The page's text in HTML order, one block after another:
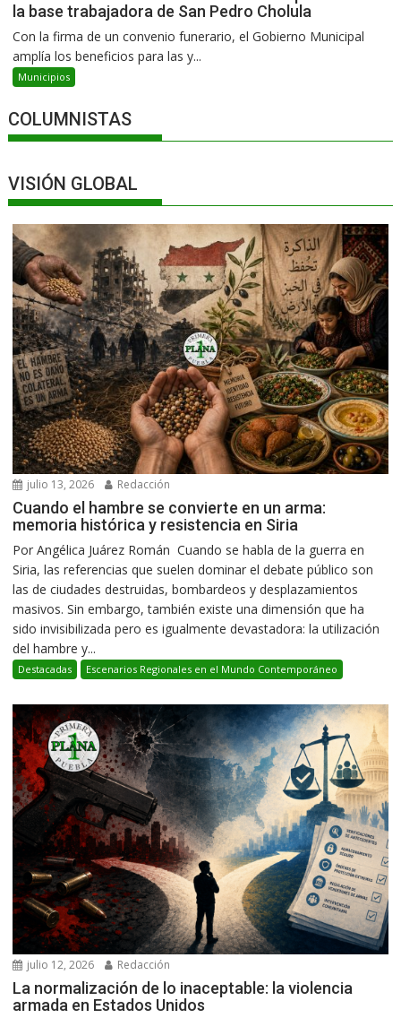
la base trabajadora de San Pedro Cholula
Con la firma de un convenio funerario, el Gobierno Municipal
amplía los beneficios para las y...
Municipios
COLUMNISTAS
VISIÓN GLOBAL
julio 13, 2026 Redacción
Cuando el hambre se convierte en un arma:
memoria histórica y resistencia en Siria
Por Angélica Juárez Román Cuando se habla de la guerra en
Siria, las referencias que suelen dominar el debate público son
las de ciudades destruidas, bombardeos y desplazamientos
masivos. Sin embargo, también existe una dimensión que ha
sido invisibilizada pero es igualmente devastadora: la utilización
del hambre y...
Destacadas Escenarios Regionales en el Mundo Contemporáneo
julio 12, 2026 Redacción
La normalización de lo inaceptable: la violencia
armada en Estados Unidos